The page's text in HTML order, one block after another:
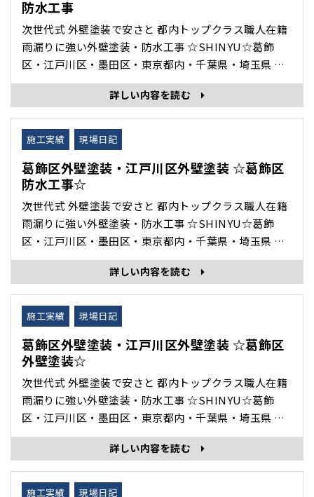
防水工事
次世代式 外壁塗装で安さと 都内トップクラス職人在籍
雨漏りに強い外壁塗装・防水工事 ☆SHINYU☆葛飾
区・江戸川区・墨田区・東京都内・千葉県・埼玉県 を
中心に 外壁塗装・雨漏り修理・防水工事・住宅修理 専
門の 株式会社眞友 の 現場日記 施工完了 をホームペー
ジブログでご紹介いたします。 葛飾区ベランダ防水工
詳しい内容を読む
施工実績 現場日記
葛飾区外壁塗装・江戸川区外壁塗装 ☆葛飾区
防水工事☆
次世代式 外壁塗装で安さと 都内トップクラス職人在籍
雨漏りに強い外壁塗装・防水工事 ☆SHINYU☆葛飾
区・江戸川区・墨田区・東京都内・千葉県・埼玉県 を
中心に 外壁塗装・雨漏り修理・防水工事・住宅修理 専
門の 株式会社眞友 の 現場日記 施工完了 をホームペー
ジブログでご紹介いたします。 施工前 施工後 施工日数
詳しい内容を読む
施工実績 現場日記
葛飾区外壁塗装・江戸川区外壁塗装 ☆葛飾区
外壁塗装☆
次世代式 外壁塗装で安さと 都内トップクラス職人在籍
雨漏りに強い外壁塗装・防水工事 ☆SHINYU☆葛飾
区・江戸川区・墨田区・東京都内・千葉県・埼玉県 を
中心に 外壁塗装・雨漏り修理・防水工事・住宅修理 専
門の 株式会社眞友 の 現場日記 施工完了 をホームペー
ジブログでご紹介いたします。 施工前 施工完了 ･･･
詳しい内容を読む
施工実績 現場日記